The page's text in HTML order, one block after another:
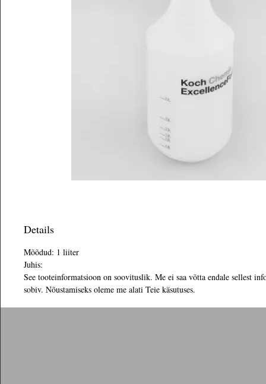
Details
Mõõdud: 1 liiter
Juhis:
See tooteinformatsioon on soovituslik. Me ei saa võtta endale sellest
sobiv. Nõustamiseks oleme me alati Teie käsutuses.